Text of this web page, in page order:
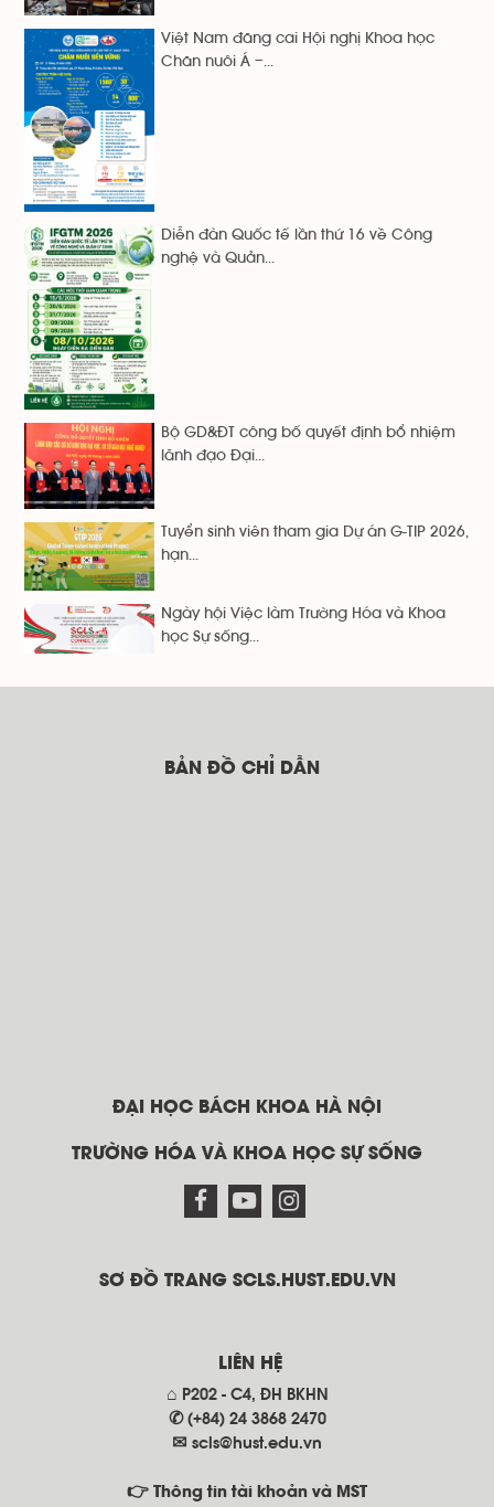
Việt Nam đăng cai Hội nghị Khoa học
Chăn nuôi Á –...
Diễn đàn Quốc tế lần thứ 16 về Công
nghệ và Quản...
Bộ GD&ĐT công bố quyết định bổ nhiệm
lãnh đạo Đại...
Tuyển sinh viên tham gia Dự án G-TIP 2026,
hạn...
Ngày hội Việc làm Trường Hóa và Khoa
học Sự sống...
BẢN ĐỒ CHỈ DẪN
ĐẠI HỌC BÁCH KHOA HÀ NỘI
TRƯỜNG HÓA VÀ KHOA HỌC SỰ SỐNG
SƠ ĐỒ TRANG SCLS.HUST.EDU.VN
LIÊN HỆ
⌂ P202 - C4, ĐH BKHN
✆ (+84) 24 3868 2470
✉ scls@hust.edu.vn
👉 Thông tin tài khoản và MST